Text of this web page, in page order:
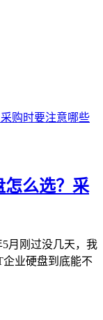
怎么选？采
月刚过没几天，我
企业硬盘到底能不